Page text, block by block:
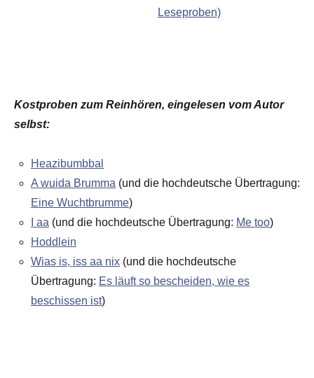
Leseproben)
Kostproben zum Reinhören, eingelesen vom Autor
selbst:
Heazibumbbal
A wuida Brumma (und die hochdeutsche Übertragung:
Eine Wuchtbrumme)
I aa (und die hochdeutsche Übertragung: Me too)
Hoddlein
Wias is, iss aa nix (und die hochdeutsche
Übertragung: Es läuft so bescheiden, wie es
beschissen ist)